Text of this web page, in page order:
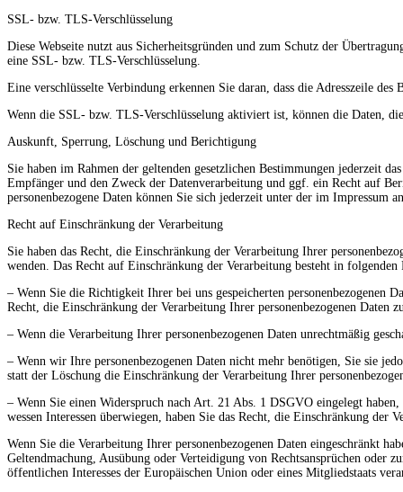
SSL- bzw. TLS-Verschlüsselung
Diese Webseite nutzt aus Sicherheitsgründen und zum Schutz der
eine SSL- bzw. TLS-Verschlüsselung.
Eine verschlüsselte Verbindung erkennen Sie daran, dass die Adresszeile
Wenn die SSL- bzw. TLS-Verschlüsselung aktiviert ist, können die Daten,
Auskunft, Sperrung, Löschung und Berichtigung
Sie haben im Rahmen der geltenden gesetzlichen Bestimmungen jederzeit
Empfänger und den Zweck der Datenverarbeitung und ggf. ein Recht auf
personenbezogene Daten können Sie sich jederzeit unter der im Impressum
Recht auf Einschränkung der Verarbeitung
Sie haben das Recht, die Einschränkung der Verarbeitung Ihrer
wenden. Das Recht auf Einschränkung der Verarbeitung besteht in folgenden
– Wenn Sie die Richtigkeit Ihrer bei uns gespeicherten personenbezogenen
Recht, die Einschränkung der Verarbeitung Ihrer personenbezogenen Daten
– Wenn die Verarbeitung Ihrer personenbezogenen Daten unrechtmäßig
– Wenn wir Ihre personenbezogenen Daten nicht mehr benötigen, Sie sie
statt der Löschung die Einschränkung der Verarbeitung Ihrer
– Wenn Sie einen Widerspruch nach Art. 21 Abs. 1 DSGVO eingelegt
wessen Interessen überwiegen, haben Sie das Recht, die Einschränkung der
Wenn Sie die Verarbeitung Ihrer personenbezogenen Daten eingeschränkt
Geltendmachung, Ausübung oder Verteidigung von Rechtsansprüchen oder
öffentlichen Interesses der Europäischen Union oder eines Mitgliedstaats